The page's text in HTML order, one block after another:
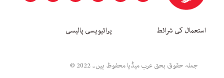
استعمال کی شرائط پرائیویسی پالیسی
جملہ حقوق بحق عرب میڈیا محفوظ ہیں۔ 2022 ©